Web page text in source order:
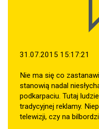
31.07.2015 15:17:21
Nie ma się co
stanowią nadal
podkarpaciu. Tutaj
tradycyjnej reklamy.
telewizji, czy na